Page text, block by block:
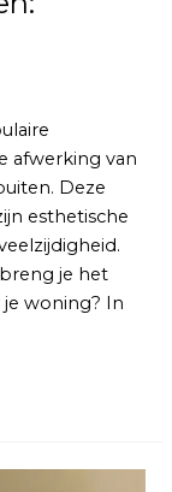
afwerking van
Deze
esthetische
je het
je woning? In